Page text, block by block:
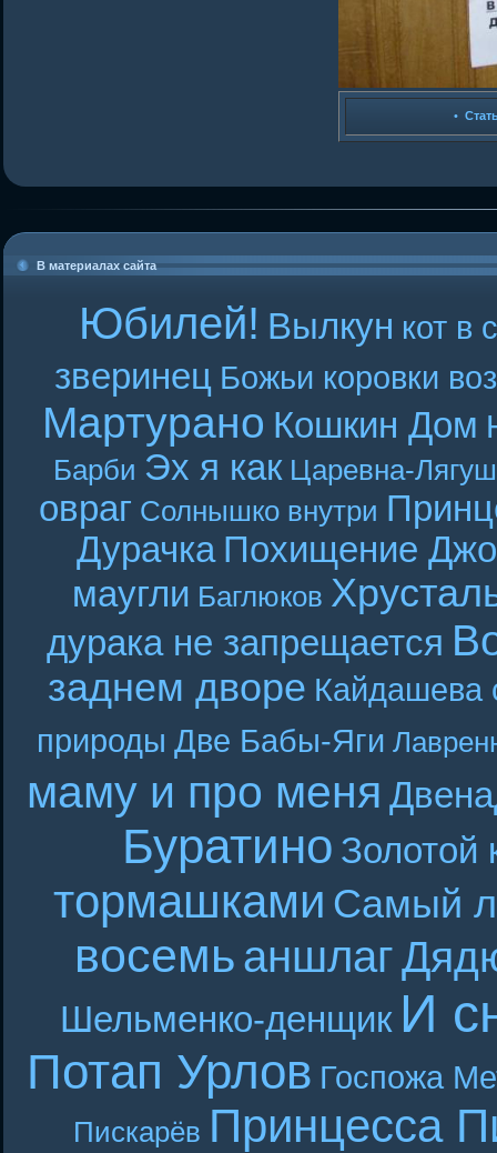
•
В материалах сайта
Юбилей! Вылкун кот в
зверинец Божьи коровки
Мартурано Кошкин Дом
Барби Эх я как Царевна-
овраг Солнышко внутри
Дурачка Похищение
маугли Баглюков
дурака не запрещается
заднем дворе Кайдашева
природы Две Бабы-Яги
маму и про меня
Буратино Золотой
тормашками Самый
восемьаншлаг
Шельменко-денщик И
Потап Урлов Госпожа
Пискарёв Принцесса